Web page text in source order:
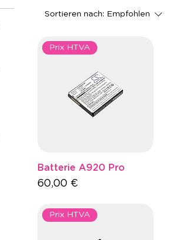
Sortieren nach: Empfohlen
Prix HTVA
Batterie A920 Pro
Preis
60,00 €
Prix HTVA